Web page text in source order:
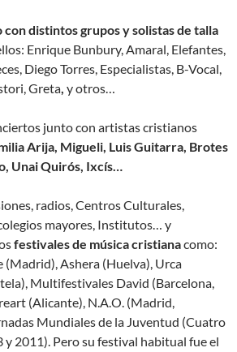
distintos grupos y solistas de talla
Enrique Bunbury, Amaral, Elefantes,
Diego Torres, Especialistas, B-Vocal,
Greta, y otros…
junto con artistas cristianos
Arija, Migueli, Luis Guitarra, Brotes
Unai Quirós, Ixcís…
radios, Centros Culturales,
mayores, Institutos… y
festivales de música cristianacomo:
(Madrid), Ashera (Huelva), Urca
Multifestivales David (Barcelona,
(Alicante), N.A.O. (Madrid,
Mundiales de la Juventud (Cuatro
2011). Pero su festival habitual fue el